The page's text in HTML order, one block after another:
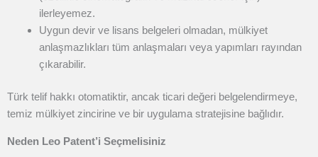
ilerleyemez.
Uygun devir ve lisans belgeleri olmadan, mülkiyet
anlaşmazlıkları tüm anlaşmaları veya yapımları rayından
çıkarabilir.
Türk telif hakkı otomatiktir, ancak ticari değeri belgelendirmeye,
temiz mülkiyet zincirine ve bir uygulama stratejisine bağlıdır.
Neden Leo Patent’i Seçmelisiniz